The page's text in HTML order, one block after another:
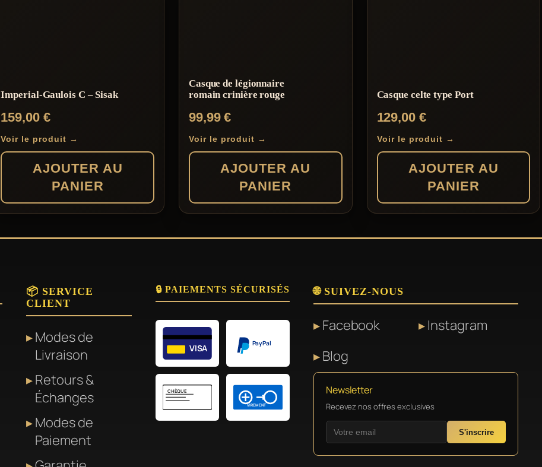
Imperial-Gaulois C – Sisak
159,00 €
Voir le produit →
AJOUTER AU
PANIER
Casque de légionnaire
romain crinière rouge
99,99€
Voir le produit →
AJOUTER AU
PANIER
Casque celte type Port
129,00 €
Voir le produit →
AJOUTER AU
PANIER
📦 SERVICE
CLIENT
Modes de
Livraison
Retours &
Échanges
Modes de
Paiement
🔒 PAIEMENTS SÉCURISÉS
VISA PayPal
CHÈQUE
VIREMENT
🌐 SUIVEZ-NOUS
Facebook
Instagram
Blog
Newsletter
Recevez nos offres exclusives
S'inscrire